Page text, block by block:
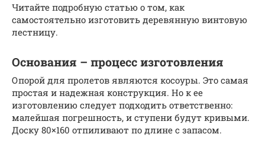
Читайте подробную статью о том, как
самостоятельно изготовить деревянную винтовую
лестницу.
Основания – процесс изготовления
Опорой для пролетов являются косоуры. Это самая
простая и надежная конструкция. Но к ее
изготовлению следует подходить ответственно:
малейшая погрешность, и ступени будут кривыми.
Доску 80×160 отпиливают по длине с запасом.